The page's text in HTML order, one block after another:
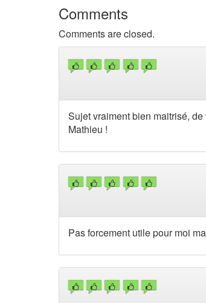
Comments
Comments are closed.
Sujet vraiment bien maitrisé,
Mathieu !
Pas forcement utile pour moi